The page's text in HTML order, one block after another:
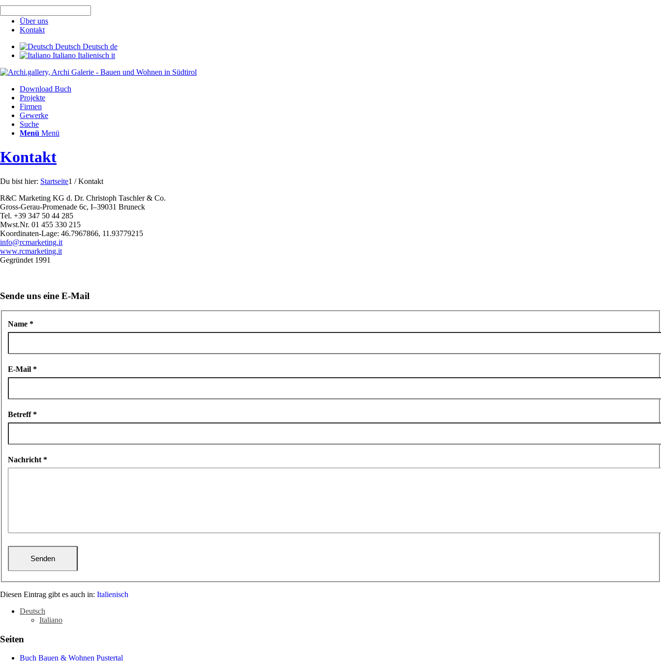
Über uns
Kontakt
Deutsch Deutsch de
Italiano Italienisch it
Download Buch
Projekte
Firmen
Gewerke
Suche
Menü Menü
Kontakt
Du bist hier: Startseite1 / Kontakt
R&C Marketing KG d. Dr. Christoph Taschler & Co.
Gross-Gerau-Promenade 6c, I–39031 Bruneck
Tel. +39 347 50 44 285
Mwst.Nr. 01 455 330 215
Koordinaten-Lage: 46.7967866, 11.93779215
info@rcmarketing.it
www.rcmarketing.it
Gegründet 1991
Sende uns eine E-Mail
Name *
E-Mail *
Betreff*
Nachricht *
Diesen Eintrag gibt es auch in: Italienisch
Deutsch
Italiano
Seiten
Buch Bauen & Wohnen Pustertal